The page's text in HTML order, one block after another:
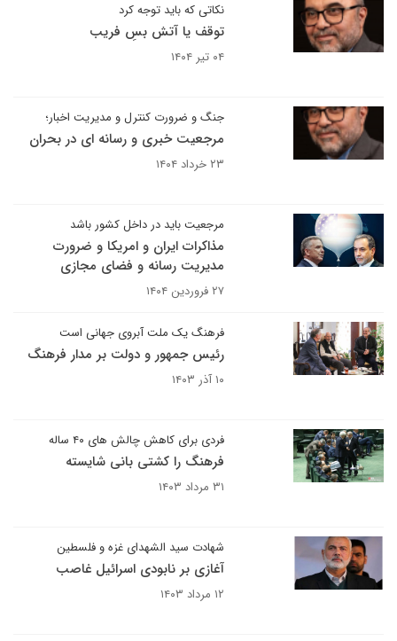
نکاتی که باید توجه کرد
توقف یا آتش بسِ فریب
۰۴ تیر ۱۴۰۴
جنگ و ضرورت کنترل و مدیریت اخبار؛
مرجعیت خبری و رسانه ای در بحران
۲۳ خرداد ۱۴۰۴
مرجعیت باید در داخل کشور باشد
مذاکرات ایران و امریکا و ضرورت
مدیریت رسانه و فضای مجازی
۲۷ فروردین ۱۴۰۴
فرهنگ یک ملت آبروی جهانی است
رئیس جمهور و دولت بر مدار فرهنگ
۱۰ آذر ۱۴۰۳
فردی برای کاهش چالش های ۴۰ ساله
فرهنگ را کشتی بانی شایسته
۳۱ مرداد ۱۴۰۳
شهادت سید الشهدای غزه و فلسطین
آغازی بر نابودی اسرائیل غاصب
۱۲ مرداد ۱۴۰۳